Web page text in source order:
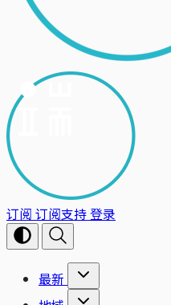
订阅 订阅支持登录
最新